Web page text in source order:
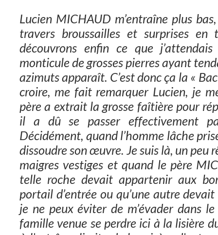
Lucien MICHAUD m’entraîne plus
travers broussailles et surprises en
découvrons enfin ce que
monticule de grosses pierres ayant
azimuts apparaît. C’est donc ça la «
croire, me fait remarquer Lucien, je
père a extrait la grosse faîtière pour
il a dû se passer effectivement
Décidément, quand l’homme lâche
dissoudre son œuvre. Je suis là, un peu
maigres vestiges et quand le père
telle roche devait appartenir aux
portail d’entrée ou qu’une autre devait
je ne peux éviter de m’évader dans le
famille venue se perdre ici à la lisière